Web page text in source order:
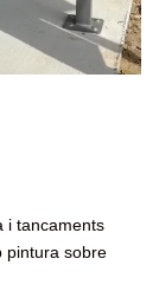
i tancaments
pintura sobre